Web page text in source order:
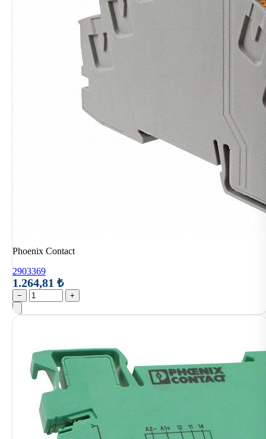
Phoenix Contact
2903369
1.264,81 ₺
− +